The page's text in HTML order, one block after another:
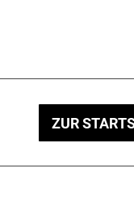
ZUR